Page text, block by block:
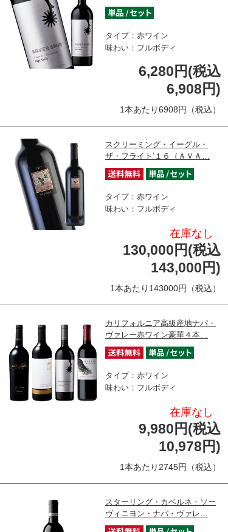
タイプ：赤ワイン
味わい：フルボディ
6,280円(税込
6,908円)
1本あたり6908円（税込）
スクリーミング・イーグル・
ザ・フライト’１６（ＡＶＡ…
タイプ：赤ワイン
味わい：フルボディ
在庫なし
130,000円(税込
143,000円)
1本あたり143000円（税込）
カリフォルニア高級産地ナパ・
ヴァレー赤ワイン豪華４本…
タイプ：赤ワイン
味わい：フルボディ
在庫なし
9,980円(税込
10,978円)
1本あたり2745円（税込）
スターリング・カベルネ・ソー
ヴィニヨン・ナパ・ヴァレ…